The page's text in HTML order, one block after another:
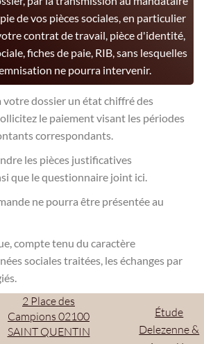
de vos pièces sociales, en particulier
contrat de travail, pièce d'identité,
fiches de paie, RIB, sans lesquelles
ne pourra intervenir.
votre dossier un état chiffré des
le paiement visant les périodes
correspondants.
les pièces justificatives
que le questionnaire joint ici.
ne pourra être présentée au
compte tenu du caractère
sociales traitées, les échanges par
2 Place des
Campions 02100
SAINT QUENTIN
Étude
Delezenne &